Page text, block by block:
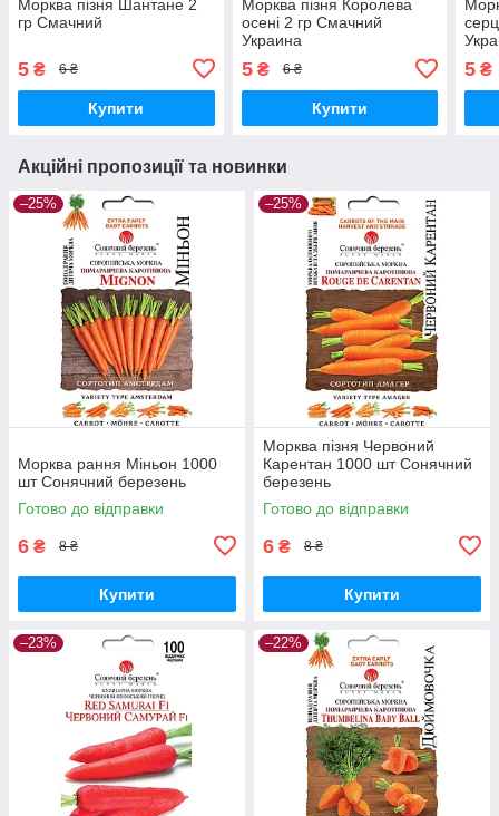
Морква пізня Шантане 2
гр Смачний
5 ₴ 6 ₴
Купити
Морква пізня Королева
осені 2 гр Смачний
Украина
5₴ 6 ₴
Купити
5 ₴
Акційні пропозиції та новинки
–25%
Морква рання Міньон 1000
шт Сонячний березень
Готово до відправки
6 ₴ 8 ₴
Купити
–25%
Морква пізня Червоний
Карентан 1000 шт Сонячний
березень
Готово до відправки
6 ₴ 8 ₴
Купити
–23% –22%